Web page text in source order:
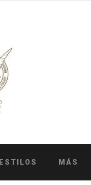
ESTILOS MÁS